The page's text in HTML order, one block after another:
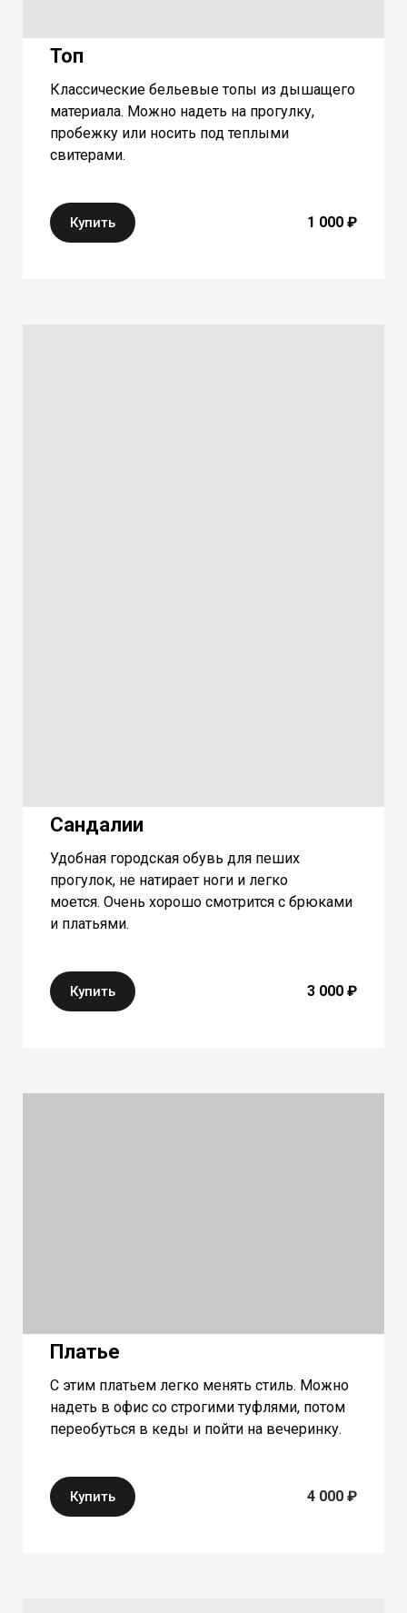
Топ
Классические бельевые топы из дышащего
материала. Можно надеть на прогулку,
пробежку или носить под теплыми
свитерами.
Купить 1 000 ₽
Сандалии
Удобная городская обувь для пеших
прогулок, не натирает ноги и легко
моется. Очень хорошо смотрится с брюками
и платьями.
Купить 3 000 ₽
Платье
С этим платьем легко менять стиль. Можно
надеть в офис со строгими туфлями, потом
переобуться в кеды и пойти на вечеринку.
Купить 4 000 ₽